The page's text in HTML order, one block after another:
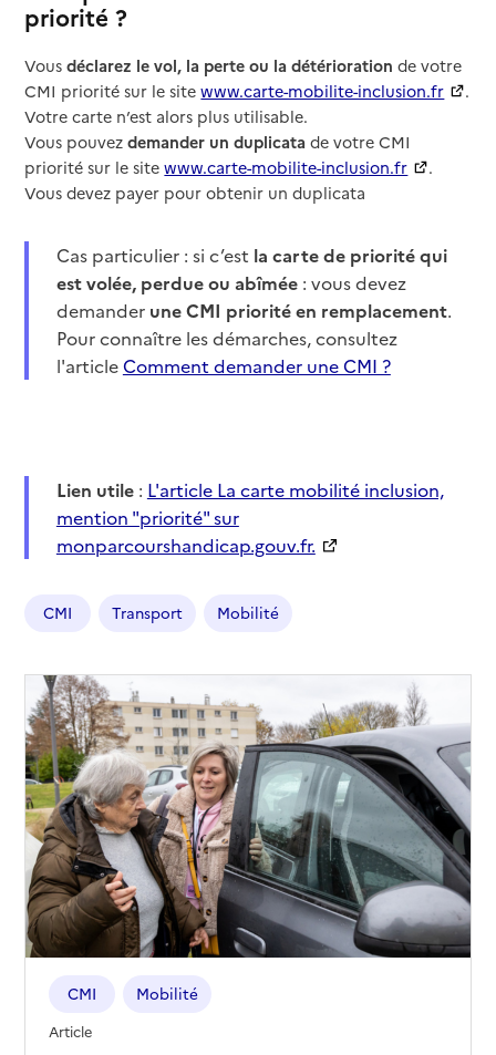
priorité ?
Vous déclarez le vol, la perte ou la détérioration de votre
CMI priorité sur le sitewww.carte-mobilite-inclusion.fr
.
Votre carte n’est alors plus utilisable.
Vous pouvezdemander un duplicata de votre CMI
priorité sur le sitewww.carte-mobilite-inclusion.fr
.
Vous devez payer pour obtenir un duplicata
Cas particulier : si c’est la carte de priorité qui
est volée, perdue ou abîmée: vous devez
demander une CMI priorité en remplacement.
Pour connaître les démarches, consultez
l'articleComment demander une CMI ?
Lien utile: L'article La carte mobilité inclusion,
mention "priorité" sur
monparcourshandicap.gouv.fr.
CMI Transport Mobilité
CMI Mobilité
Article